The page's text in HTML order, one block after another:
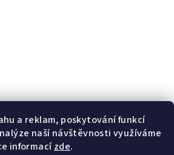
a reklam, poskytování funkcí
naší návštěvnosti využíváme
informacízde.